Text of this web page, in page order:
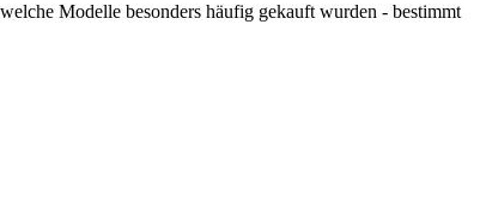
Modelle besonders häufig gekauft wurden - bestimmt